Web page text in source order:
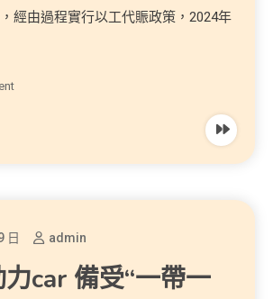
經由過程實行以工代賑政策，2024年
日 admin
car 備受“一帶一